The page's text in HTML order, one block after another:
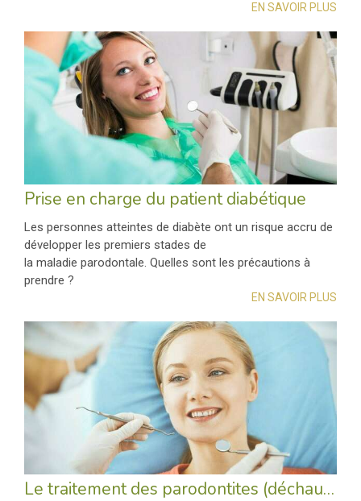
EN SAVOIR PLUS
Prise en charge du patient diabétique
Les personnes atteintes de diabète ont un risque accru de
développer les premiers stades de
la maladie parodontale. Quelles sont les précautions à
prendre ?
EN SAVOIR PLUS
Le traitement des parodontites (déchaussement des dents)